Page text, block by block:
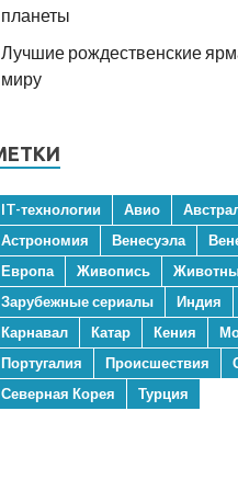
планеты
Лучшие рождественские
миру
IT-технологии Авио
Астрономия
Венесуэла
Европа
Живопись
Зарубежные сериалы
Индия
Карнавал
Катар Кения
Португалия
Происшествия
Северная Корея
Турция